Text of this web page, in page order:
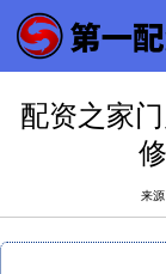
配资之家
来